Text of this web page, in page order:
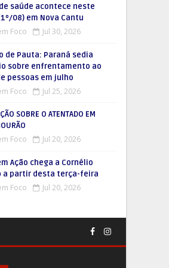
saúde acontece neste
08) em Nova Cantu
Foco Jul 30, 2026
de Pauta: Paraná sedia
sobre enfrentamento ao
pessoas em julho
Foco Jul 25, 2026
SOBRE O ATENTADO EM
Foco Jul 20, 2026
Ação chega a Cornélio
a partir desta terça-feira
Foco Jul 20, 2026